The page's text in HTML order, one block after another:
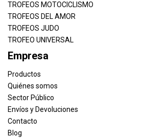
TROFEOS MOTOCICLISMO
TROFEOS DEL AMOR
TROFEOS JUDO
TROFEO UNIVERSAL
Empresa
Productos
Quiénes somos
Sector Público
Envíos y Devoluciones
Contacto
Blog